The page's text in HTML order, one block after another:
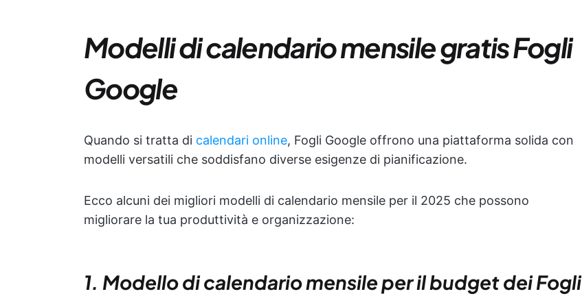
Modelli di calendario mensile gratis Fogli
Google
Quando si tratta di calendari online, Fogli Google offrono una piattaforma solida con
modelli versatili che soddisfano diverse esigenze di pianificazione.
Ecco alcuni dei migliori modelli di calendario mensile per il 2025 che possono
migliorare la tua produttività e organizzazione:
1. Modello di calendario mensile per il budget dei Fogli